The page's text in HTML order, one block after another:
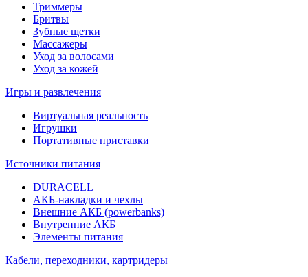
Триммеры
Бритвы
Зубные щетки
Массажеры
Уход за волосами
Уход за кожей
Игры и развлечения
Виртуальная реальность
Игрушки
Портативные приставки
Источники питания
DURACELL
АКБ-накладки и чехлы
Внешние АКБ (powerbanks)
Внутренние АКБ
Элементы питания
Кабели, переходники, картридеры